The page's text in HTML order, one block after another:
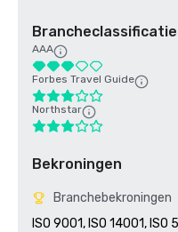
AAA
Forbes Travel Guide
Northstar
Bekroningen
Branchebekroningen
ISO 9001, ISO 14001,